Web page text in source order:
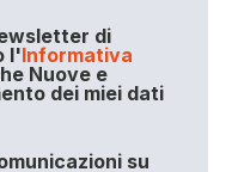
di
l'Informativa
Nuove e
dei miei dati
su